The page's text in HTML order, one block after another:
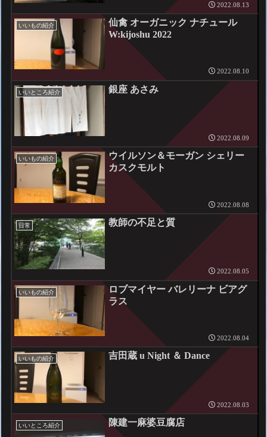
2022.08.13
いいもの紹介
仙禽 オーガニック ナチュール
W:kijoshu 2022
2022.08.10
いいところ紹介 銀座 あさみ
2022.08.09
いいもの紹介
ウイルソン＆モーガン シェリー
カスクモルト
2022.08.08
日常 教師の不足と質
2022.08.05
いいもの紹介
ロブマイヤー バレリーナ ビアグ
ラス
2022.08.04
いいもの紹介 吉田蔵 u Night ＆ Dance
2022.08.03
いいところ紹介 陳建一麻婆豆腐店